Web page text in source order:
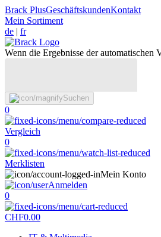
Brack PlusGeschäftskundenKontakt
Mein Sortiment
de | fr
Wenn die Ergebnisse der
Suchen
0
Vergleich
0
Merklisten
Mein Konto
Anmelden
0
CHF0.00